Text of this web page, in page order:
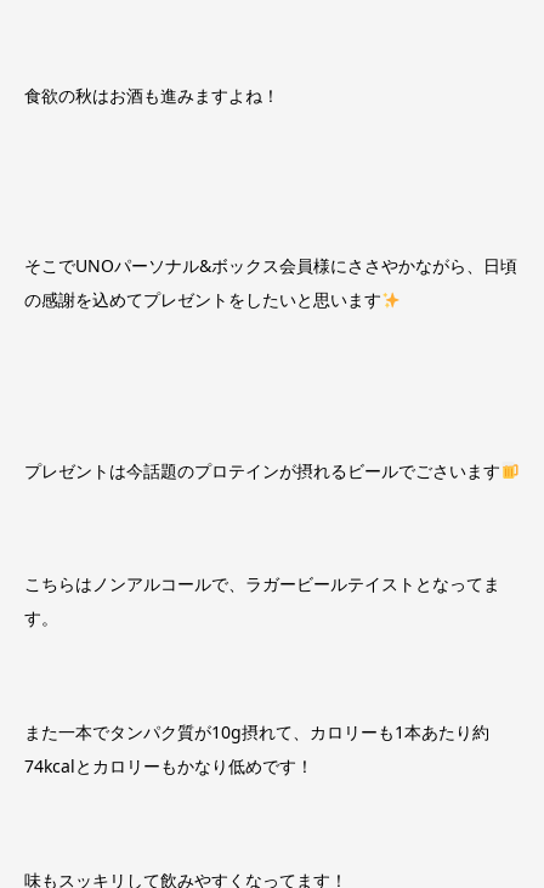
食欲の秋はお酒も進みますよね！
そこでUNOパーソナル&ボックス会員様にささやかながら、日頃
の感謝を込めてプレゼントをしたいと思います
プレゼントは今話題のプロテインが摂れるビールでごさいます
こちらはノンアルコールで、ラガービールテイストとなってま
す。
また一本でタンパク質が10g摂れて、カロリーも1本あたり約
74kcalとカロリーもかなり低めです！
味もスッキリして飲みやすくなってます！